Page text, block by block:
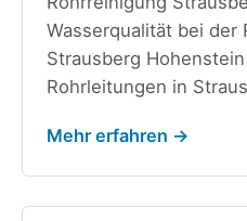
Wasserqualität bei der
Strausberg
Rohrleitungen in
Mehr erfahren →